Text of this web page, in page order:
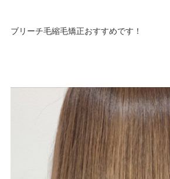
ブリーチ毛縮毛矯正おすすめです！